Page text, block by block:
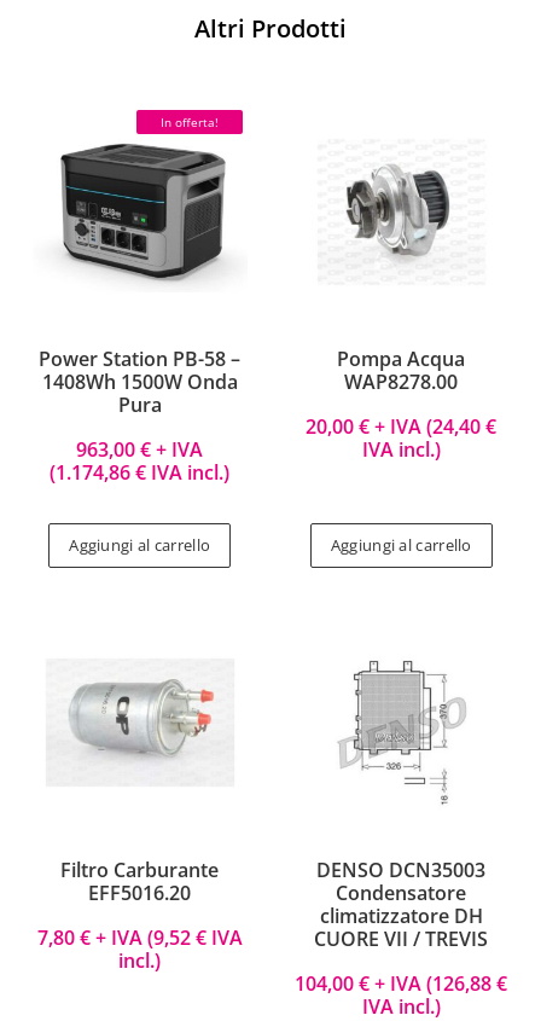
Altri Prodotti
In offerta!
Power Station PB-58 –
1408Wh 1500W Onda
Pura
963,00€+ IVA
(1.174,86€ IVA incl.)
Aggiungi al carrello
Pompa Acqua
WAP8278.00
20,00€+ IVA (24,40€
IVA incl.)
Aggiungi al carrello
Filtro Carburante
EFF5016.20
7,80€+ IVA (9,52€IVA
incl.)
DENSO DCN35003
Condensatore
climatizzatore DH
CUORE VII / TREVIS
104,00€+ IVA (126,88€
IVA incl.)